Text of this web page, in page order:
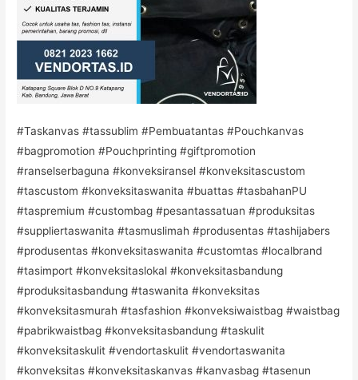
#Taskanvas #tassublim #Pembuatantas #Pouchkanvas
#bagpromotion #Pouchprinting #giftpromotion
#ranselserbaguna #konveksiransel #konveksitascustom
#tascustom #konveksitaswanita #buattas #tasbahanPU
#taspremium #custombag #pesantassatuan #produksitas
#suppliertaswanita #tasmuslimah #produsentas #tashijabers
#produsentas #konveksitaswanita #customtas #localbrand
#tasimport #konveksitaslokal #konveksitasbandung
#produksitasbandung #taswanita #konveksitas
#konveksitasmurah #tasfashion #konveksiwaistbag #waistbag
#pabrikwaistbag #konveksitasbandung #taskulit
#konveksitaskulit #vendortaskulit #vendortaswanita
#konveksitas #konveksitaskanvas #kanvasbag #tasenun